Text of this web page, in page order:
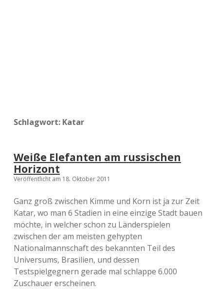
Schlagwort: Katar
Weiße Elefanten am russischen
Horizont
Veröffentlicht am 18. Oktober 2011
Ganz groß zwischen Kimme und Korn ist ja zur Zeit
Katar, wo man 6 Stadien in eine einzige Stadt bauen
möchte, in welcher schon zu Länderspielen
zwischen der am meisten gehypten
Nationalmannschaft des bekannten Teil des
Universums, Brasilien, und dessen
Testspielgegnern gerade mal schlappe 6.000
Zuschauer erscheinen.